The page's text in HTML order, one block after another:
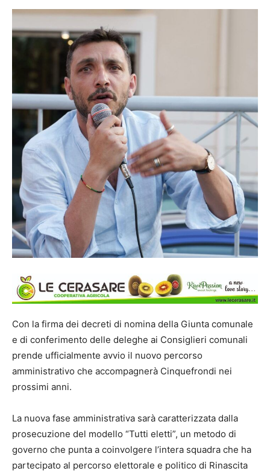
Con la firma dei decreti di nomina della Giunta comunale
e di conferimento delle deleghe ai Consiglieri comunali
prende ufficialmente avvio il nuovo percorso
amministrativo che accompagnerà Cinquefrondi nei
prossimi anni.
La nuova fase amministrativa sarà caratterizzata dalla
prosecuzione del modello “Tutti eletti”, un metodo di
governo che punta a coinvolgere l’intera squadra che ha
partecipato al percorso elettorale e politico di Rinascita